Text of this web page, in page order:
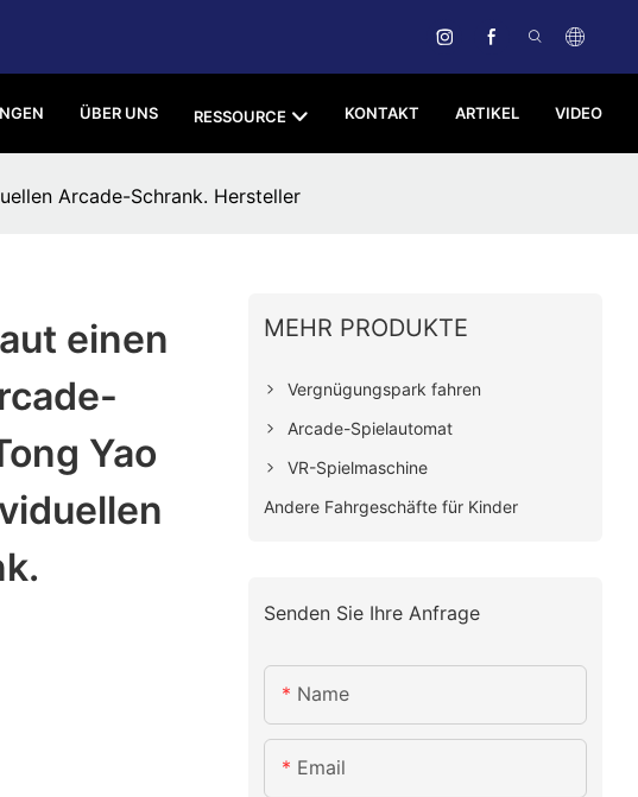
ÜBER UNS RESSOURCE KONTAKT ARTIKEL VIDEO
Arcade-Schrank. Hersteller
einen
Yao
MEHR PRODUKTE
Vergnügungspark fahren
Arcade-Spielautomat
VR-Spielmaschine
Andere Fahrgeschäfte für Kinder
Senden Sie Ihre Anfrage
Name
Email